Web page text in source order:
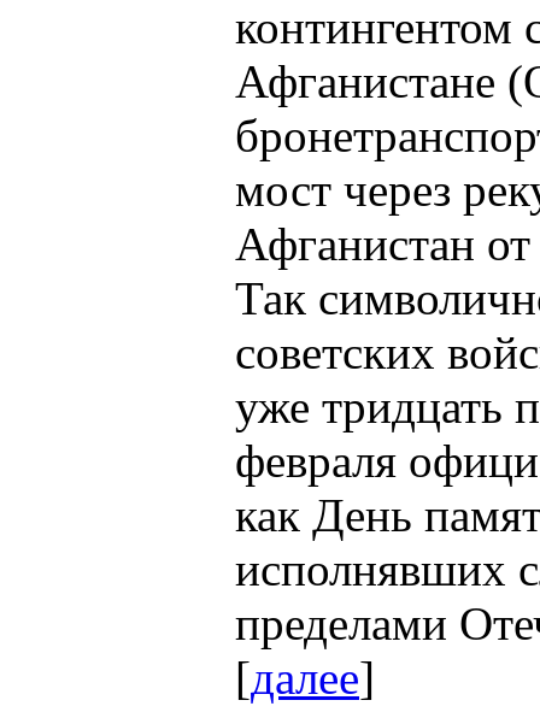
контингентом
Афганистане
мост через
Афганистан
Так
советских
уже тридцать
февраля
как День
исполнявших
пределами
[далее]